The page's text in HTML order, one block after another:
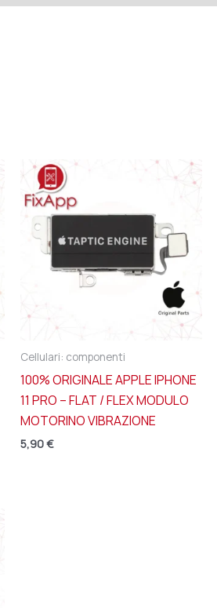
Cellulari: componenti
100% ORIGINALE APPLE IPHONE
11 PRO – FLAT / FLEX MODULO
MOTORINO VIBRAZIONE
5,90€